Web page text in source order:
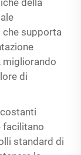
della
supporta
migliorando
di
facilitano
standard di